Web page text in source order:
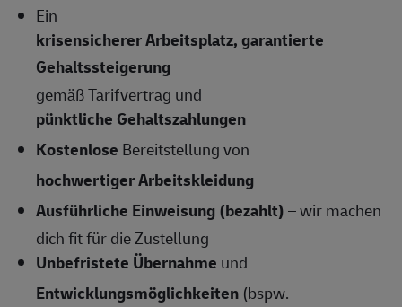
Ein
krisensicherer Arbeitsplatz, garantierte
Gehaltssteigerung
gemäß Tarifvertrag und
pünktliche Gehaltszahlungen
Kostenlose Bereitstellung von
hochwertiger Arbeitskleidung
Ausführliche Einweisung (bezahlt)– wir machen
dich fit für die Zustellung
Unbefristete Übernahme und
Entwicklungsmöglichkeiten (bspw.